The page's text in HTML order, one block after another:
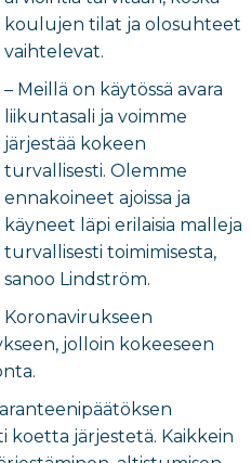
koulujen tilat ja olosuhteet
vaihtelevat.
– Meillä on käytössä avara
liikuntasali ja voimme
järjestää kokeen
turvallisesti. Olemme
ennakoineet ajoissa ja
käyneet läpi erilaisia malleja
turvallisesti toimimisesta,
sanoo Lindström.
Koronavirukseen
jolloin kokeeseen
koetta järjestetä. Kaikkein